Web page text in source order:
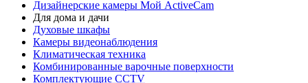
Дизайнерские камеры Мой ActiveCam
Для дома и дачи
Духовые шкафы
Камеры видеонаблюдения
Климатическая техника
Комбинированные варочные поверхности
Комплектующие CCTV